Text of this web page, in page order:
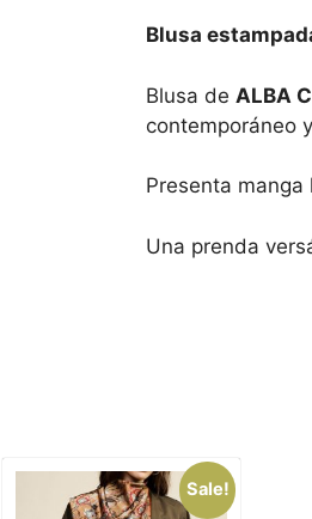
Blusa
Blusa de ALBA
contemporáneo y
Presenta manga
Una prenda
Sale!